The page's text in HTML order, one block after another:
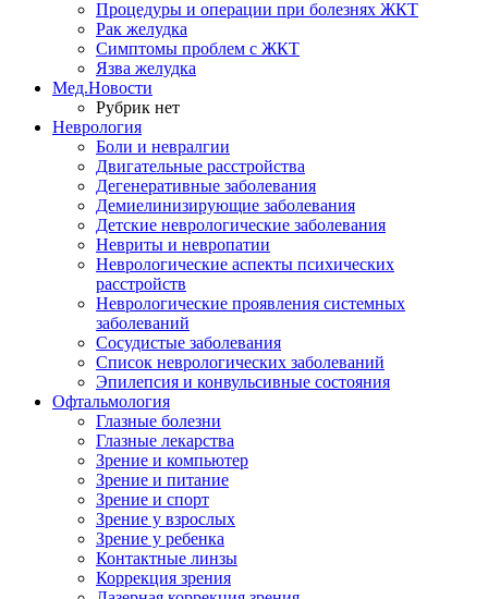
Процедуры и операции при болезнях ЖКТ
Рак желудка
Симптомы проблем с ЖКТ
Язва желудка
Мед.Новости
Рубрик нет
Неврология
Боли и невралгии
Двигательные расстройства
Дегенеративные заболевания
Демиелинизирующие заболевания
Детские неврологические заболевания
Невриты и невропатии
Неврологические аспекты психических
расстройств
Неврологические проявления системных
заболеваний
Сосудистые заболевания
Список неврологических заболеваний
Эпилепсия и конвульсивные состояния
Офтальмология
Глазные болезни
Глазные лекарства
Зрение и компьютер
Зрение и питание
Зрение и спорт
Зрение у взрослых
Зрение у ребенка
Контактные линзы
Коррекция зрения